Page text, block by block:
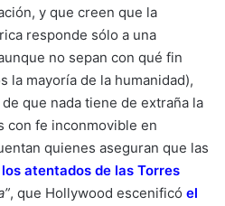
y que creen que la
responde sólo a una
no sepan con qué fin
la mayoría de la humanidad),
que nada tiene de extraña la
con fe inconmovible en
quienes aseguran que las
los atentados de las Torres
, que Hollywood escenificó el